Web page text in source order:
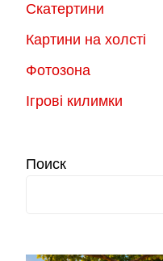
Скатертини
Картини на холсті
Фотозона
Ігрові килимки
Поиск